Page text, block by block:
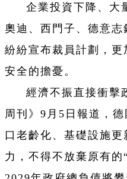
企業投資下降、大
奧迪、西門子、德意
紛紛宣布裁員計劃，更
安全的擔憂。
經濟不振直接衝擊
周刊》9月5日報道，
口老齡化、基礎設施
力，不得不放棄原有的